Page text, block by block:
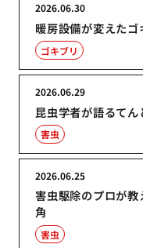
暖房設備が変えた
2026.06.30
ゴキブリ
昆虫学者が語るて
2026.06.29
害虫
害虫駆除のプロが
角
2026.06.25
害虫